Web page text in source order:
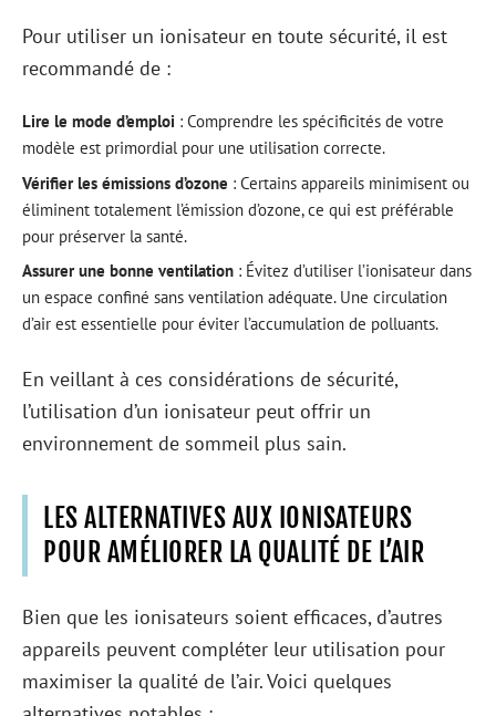
Pour utiliser un ionisateur en toute sécurité, il est
recommandé de :
Lire le mode d’emploi : Comprendre les spécificités de votre
modèle est primordial pour une utilisation correcte.
Vérifier les émissions d’ozone : Certains appareils minimisent ou
éliminent totalement l’émission d’ozone, ce qui est préférable
pour préserver la santé.
Assurer une bonne ventilation : Évitez d’utiliser l’ionisateur dans
un espace confiné sans ventilation adéquate. Une circulation
d’air est essentielle pour éviter l’accumulation de polluants.
En veillant à ces considérations de sécurité,
l’utilisation d’un ionisateur peut offrir un
environnement de sommeil plus sain.
LES ALTERNATIVES AUX IONISATEURS
POUR AMÉLIORER LA QUALITÉ DE L’AIR
Bien que les ionisateurs soient efficaces, d’autres
appareils peuvent compléter leur utilisation pour
maximiser la qualité de l’air. Voici quelques